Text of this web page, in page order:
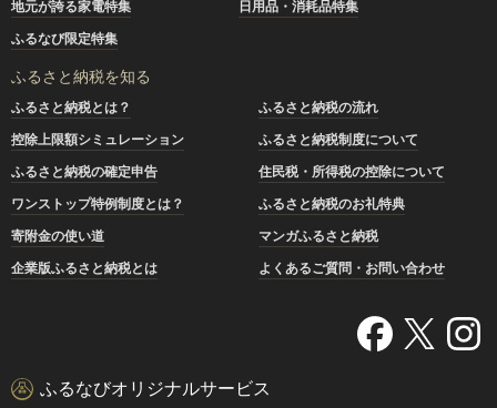
地元が誇る家電特集
日用品・消耗品特集
ふるなび限定特集
ふるさと納税を知る
ふるさと納税とは？
ふるさと納税の流れ
控除上限額シミュレーション
ふるさと納税制度について
ふるさと納税の確定申告
住民税・所得税の控除について
ワンストップ特例制度とは？
ふるさと納税のお礼特典
寄附金の使い道
マンガふるさと納税
企業版ふるさと納税とは
よくあるご質問・お問い合わせ
ふるなびオリジナルサービス